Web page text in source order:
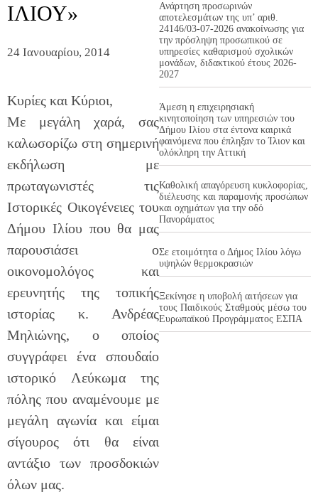
ΙΛΙΟΥ»
24 Ιανουαρίου, 2014
Κυρίες και Κύριοι,
Με μεγάλη χαρά, σας
καλωσορίζω στη σημερινή
εκδήλωση με
πρωταγωνιστές τις
Ιστορικές Οικογένειες του
Δήμου Ιλίου που θα μας
παρουσιάσει ο
οικονομολόγος και
ερευνητής της τοπικής
ιστορίας κ. Ανδρέας
Μηλιώνης, ο οποίος
συγγράφει ένα σπουδαίο
ιστορικό Λεύκωμα της
πόλης που αναμένουμε με
μεγάλη αγωνία και είμαι
σίγουρος ότι θα είναι
αντάξιο των προσδοκιών
όλων μας.
Ανάρτηση προσωρινών
αποτελεσμάτων της υπ’ αριθ.
24146/03-07-2026 ανακοίνωσης για
την πρόσληψη προσωπικού σε
υπηρεσίες καθαρισμού σχολικών
μονάδων, διδακτικού έτους 2026-
2027
Άμεση η επιχειρησιακή
κινητοποίηση των υπηρεσιών του
Δήμου Ιλίου στα έντονα καιρικά
φαινόμενα που έπληξαν το Ίλιον και
ολόκληρη την Αττική
Καθολική απαγόρευση κυκλοφορίας,
διέλευσης και παραμονής προσώπων
και οχημάτων για την οδό
Πανοράματος
Σε ετοιμότητα ο Δήμος Ιλίου λόγω
υψηλών θερμοκρασιών
Ξεκίνησε η υποβολή αιτήσεων για
τους Παιδικούς Σταθμούς μέσω του
Ευρωπαϊκού Προγράμματος ΕΣΠΑ